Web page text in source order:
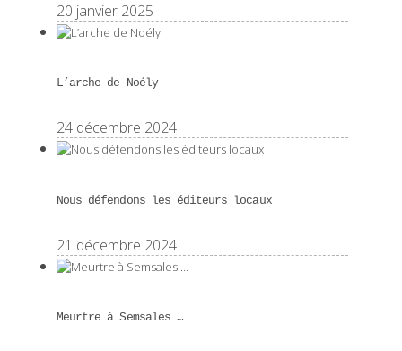
20 janvier 2025
L’arche de Noély
24 décembre 2024
Nous défendons les éditeurs locaux
21 décembre 2024
Meurtre à Semsales …